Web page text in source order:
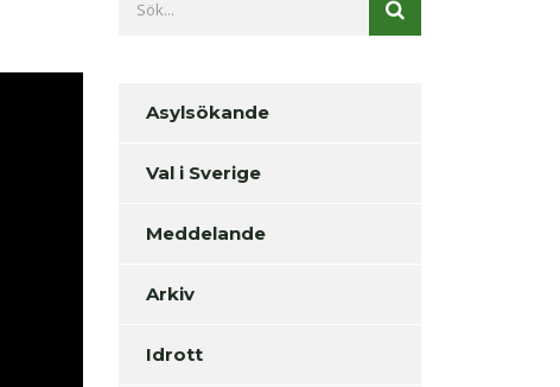
Asylsökande
Val i Sverige
Meddelande
Arkiv
Idrott